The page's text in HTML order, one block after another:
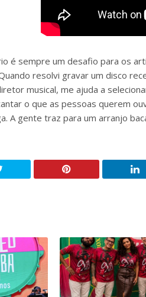
é sempre um desafio para os
resolvi gravar um disco
musical, me ajuda a
o que as pessoas querem
A gente traz para um arranjo